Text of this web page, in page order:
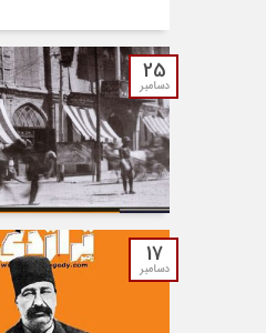
25
دسامبر
17
دسامبر